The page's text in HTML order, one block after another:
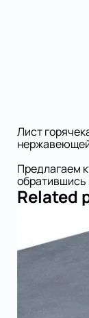
Лист
Предлагаем
обратившись
Related